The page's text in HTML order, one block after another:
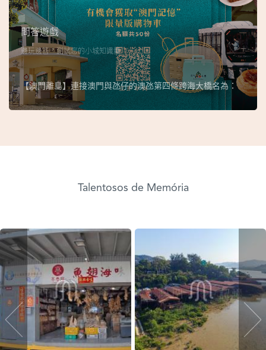
問答遊戲
邊玩邊答，測試您的小城知識量
【澳門離島】連接澳門與氹仔的澳氹第四條跨海大橋名為：
Talentosos de Memória